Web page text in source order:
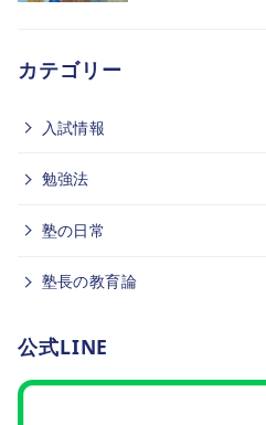
カテゴリー
入試情報
勉強法
塾の日常
塾長の教育論
公式LINE